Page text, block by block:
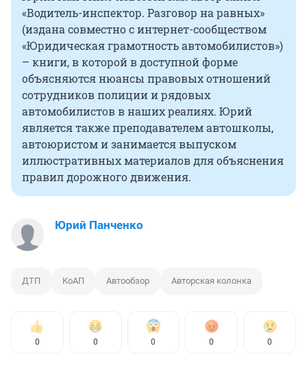
«Водитель-инспектор. Разговор на равных»
(издана совместно с интернет-сообществом
«Юридическая грамотность автомобилистов»)
– книги, в которой в доступной форме
объясняются нюансы правовых отношений
сотрудников полиции и рядовых
автомобилистов в наших реалиях. Юрий
является также преподавателем автошколы,
автоюристом и занимается выпуском
иллюстративных материалов для объяснения
правил дорожного движения.
Юрий Панченко
ДТП КоАП Автообзор Авторская колонка
0 0 0 0 0